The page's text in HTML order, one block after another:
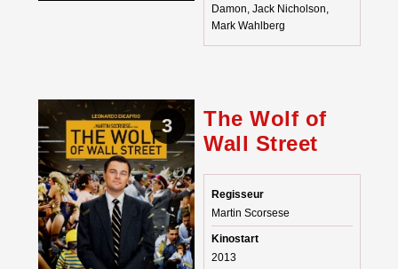
Damon, Jack Nicholson,
Mark Wahlberg
3
The Wolf of
Wall Street
Regisseur
Martin Scorsese
Kinostart
2013